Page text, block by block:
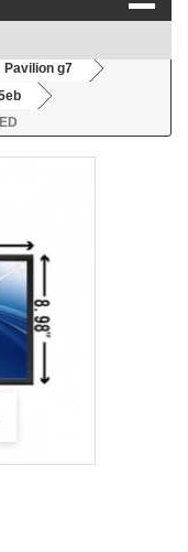
Pavilion g7